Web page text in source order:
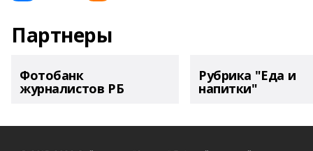
Партнеры
Фотобанк
журналистов РБ
Рубрика "Еда и
напитки"